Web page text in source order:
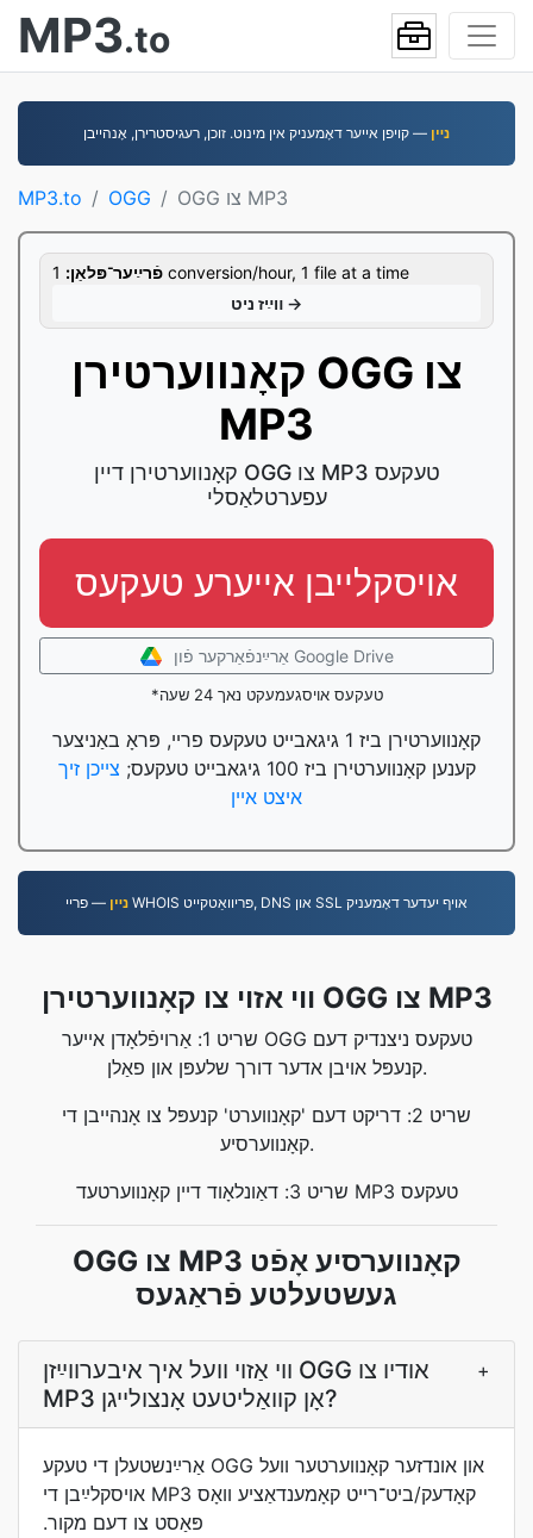
MP3.to
נײן — קויפן אייער דאָמעניק אין מינוט. זוכן, רעגיסטרירן, אָנהײבן
MP3.to OGG OGG צו MP3
פֿרײַער־פּלאַן: 1 conversion/hour, 1 file at a time
װײַז ניט →
קאָנווערטירן OGG צו
MP3
קאָנווערטירן דיין OGG צו MP3 טעקעס
עפערטלאַסלי
אויסקלייבן אייערע טעקעס
אַרײַנפֿאַרקער פֿון Google Drive
*טעקעס אויסגעמעקט נאך 24 שעה
קאָנווערטירן ביז 1 גיגאבייט טעקעס פריי, פּראָ באַניצער
קענען קאָנווערטירן ביז 100 גיגאבייט טעקעס;
צייכן זיך
איצט איין
נײן — פריי WHOIS פּריוואַטקייט, DNS און SSL אויף יעדער דאָמעניק
ווי אזוי צו קאָנווערטירן OGG צו MP3
שריט 1: אַרויפֿלאָדן אייער OGG טעקעס ניצנדיק דעם
קנעפּל אויבן אדער דורך שלעפּן און פאַלן.
שריט 2: דריקט דעם 'קאָנווערט' קנעפּל צו אָנהייבן די
קאָנווערסיע.
שריט 3: דאַונלאָוד דיין קאָנווערטעד MP3 טעקעס
OGG צו MP3 קאָנווערסיע אָפֿט
געשטעלטע פֿראַגעס
ווי אַזוי װעל איך איבערװײַזן OGG אודיו צו
MP3 אָן קװאַליטעט אָנצולײגן?
+
אַרײַנשטעלן די טעקע OGG און אונדזער קאָנווערטער װעל
אויסקלײַבן די MP3 קאָדעק/ביט־רײט קאָמענדאַציע װאָס
פּאַסט צו דעם מקור.